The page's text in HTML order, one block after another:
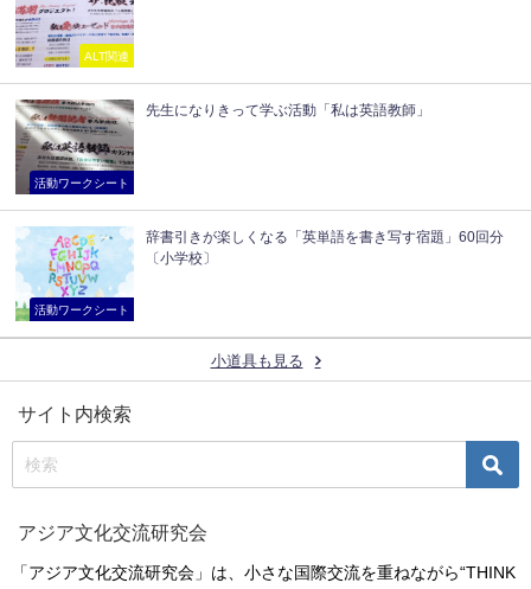
ALT関連
活動ワークシート
先生になりきって学ぶ活動「私は英語教師」
活動ワークシート
辞書引きが楽しくなる「英単語を書き写す宿題」60回分
〔小学校〕
小道具も見る
サイト内検索
アジア文化交流研究会
「アジア文化交流研究会」は、小さな国際交流を重ねながら“THINK